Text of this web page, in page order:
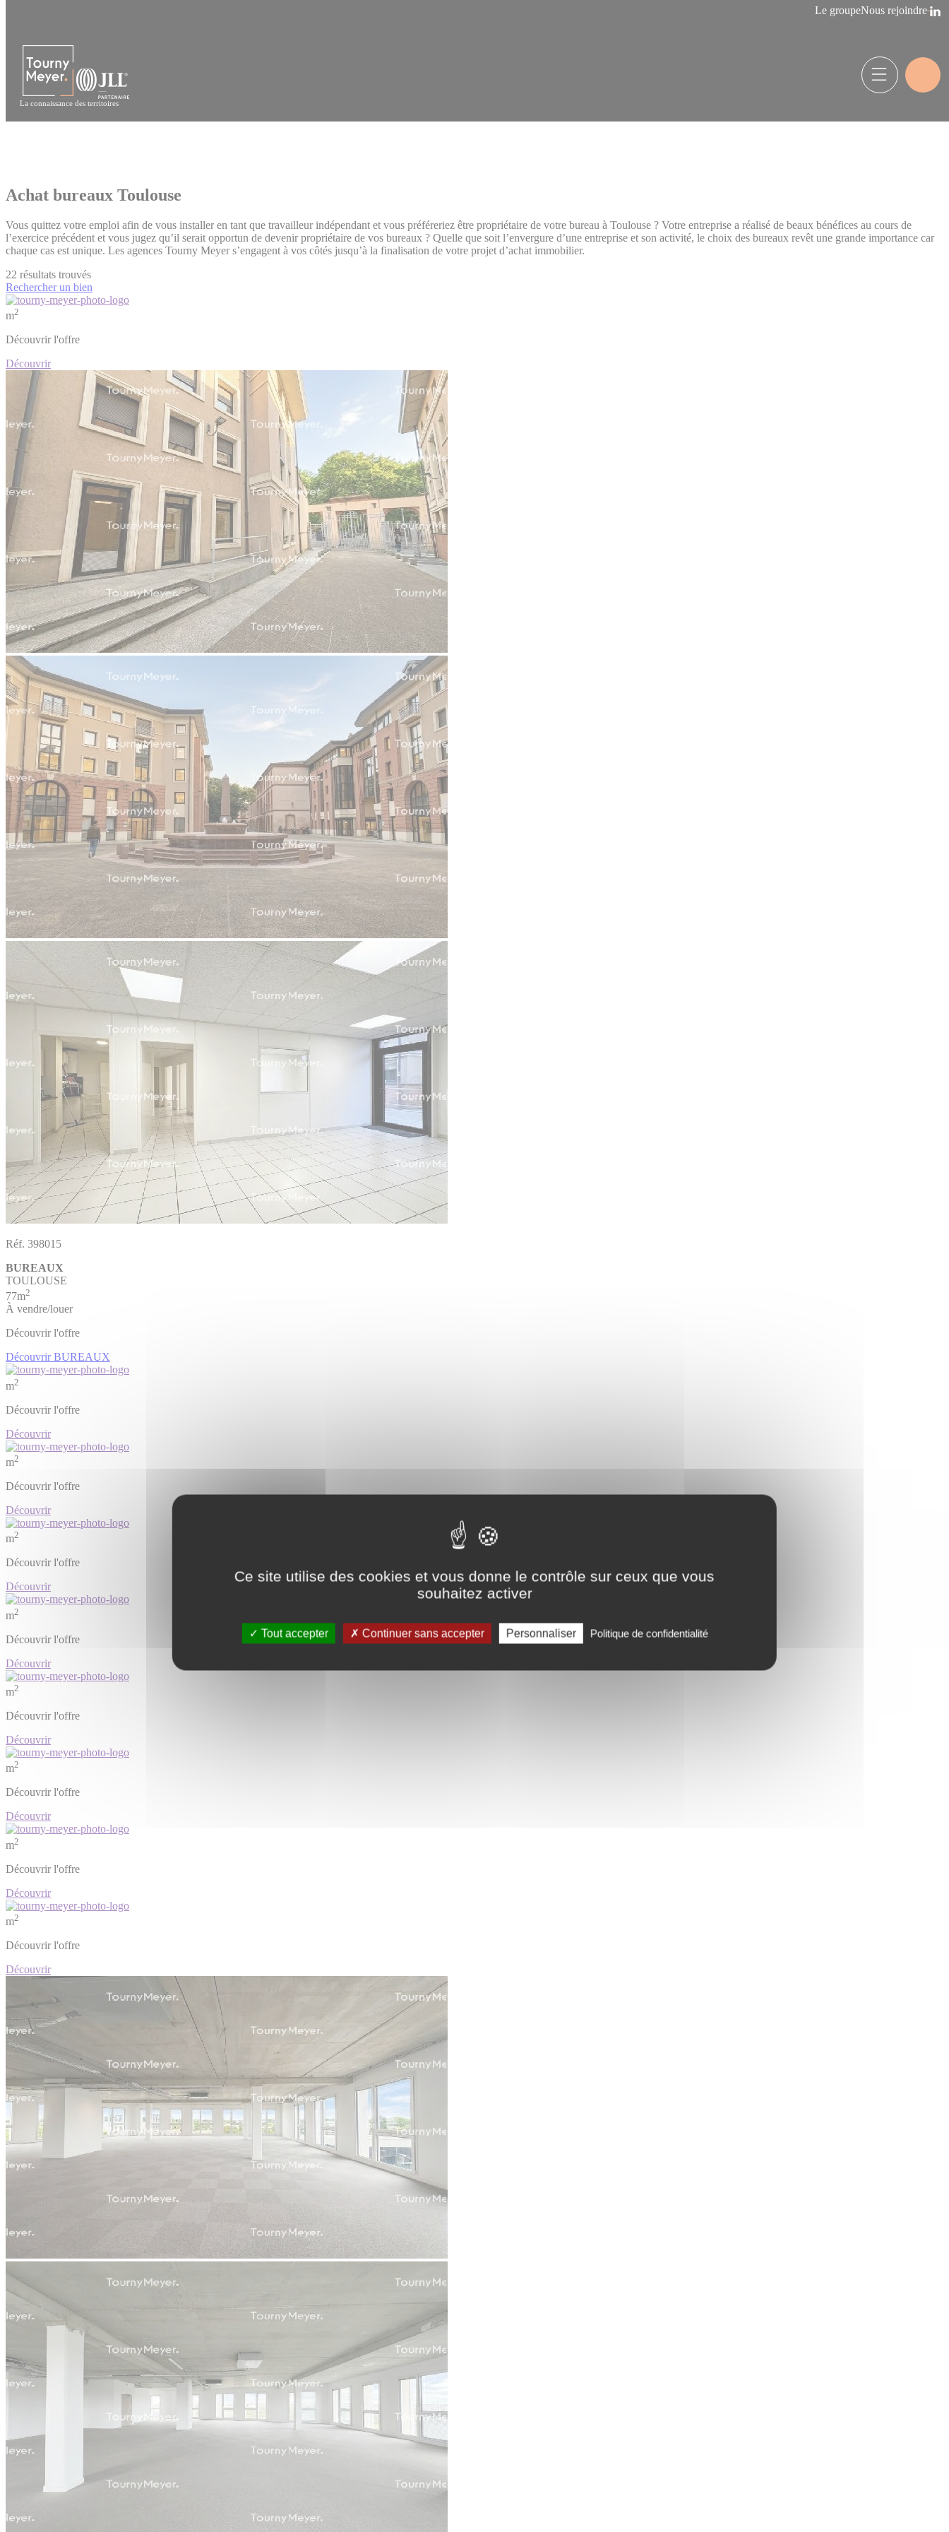
Ce site utilise des cookies et vous donne le contrôle sur ceux que vous
souhaitez activer
Tout accepter Continuer sans accepter Personnaliser Politique de confidentialité
Le groupeNous rejoindre
La connaissance des territoires
Achat bureaux Toulouse
Vous quittez votre emploi afin de vous installer en tant que travailleur indépendant et vous préféreriez être propriétaire de votre bureau à Toulouse ? Votre entreprise a réalisé de beaux bénéfices au cours de
l’exercice précédent et vous jugez qu’il serait opportun de devenir propriétaire de vos bureaux ? Quelle que soit l’envergure d’une entreprise et son activité, le choix des bureaux revêt une grande importance car
chaque cas est unique. Les agences Tourny Meyer s’engagent à vos côtés jusqu’à la finalisation de votre projet d’achat immobilier.
22 résultats trouvés
Rechercher un bien
m2
Découvrir l'offre
Découvrir
Réf. 398015
BUREAUX
TOULOUSE
77m2
À vendre/louer
Découvrir l'offre
Découvrir BUREAUX
m2
Découvrir l'offre
Découvrir
m2
Découvrir l'offre
Découvrir
m2
Découvrir l'offre
Découvrir
m2
Découvrir l'offre
Découvrir
m2
Découvrir l'offre
Découvrir
m2
Découvrir l'offre
Découvrir
m2
Découvrir l'offre
Découvrir
m2
Découvrir l'offre
Découvrir